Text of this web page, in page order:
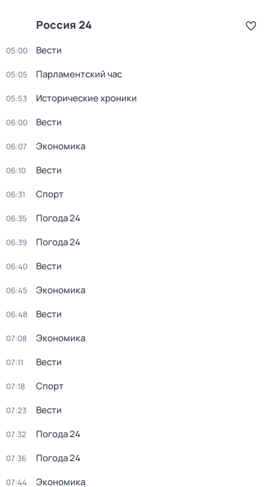
Россия 24
05:00 Вести
05:05 Парламентский час
05:53 Исторические хроники
06:00 Вести
06:07 Экономика
06:10 Вести
06:31 Спорт
06:35 Погода 24
06:39 Погода 24
06:40 Вести
06:45 Экономика
06:48 Вести
07:08 Экономика
07:11 Вести
07:18 Спорт
07:23 Вести
07:32 Погода 24
07:36 Погода 24
07:44 Экономика